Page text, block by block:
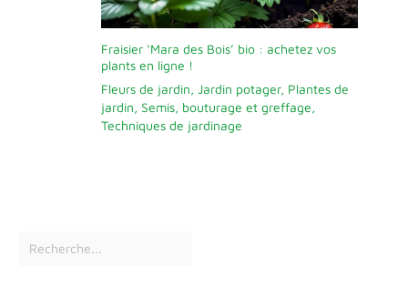
Fraisier ‘Mara des Bois’ bio : achetez vos
plants en ligne !
Fleurs de jardin, Jardin potager, Plantes de
jardin, Semis, bouturage et greffage,
Techniques de jardinage